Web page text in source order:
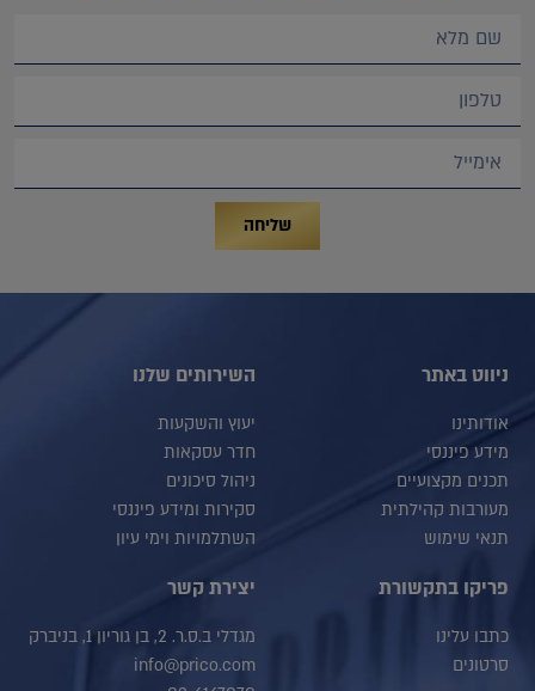
שליחה
ניווט באתר
אודותינו
מידע פיננסי
תכנים מקצועיים
מעורבות קהילתית
תנאי שימוש
השירותים שלנו
יעוץ והשקעות
חדר עסקאות
ניהול סיכונים
סקירות ומידע פיננסי
השתלמויות וימי עיון
פריקו בתקשורת
כתבו עלינו
סרטונים
יצירת קשר
מגדלי ב.ס.ר. 2, בן גוריון 1, בניברק
info@prico.com